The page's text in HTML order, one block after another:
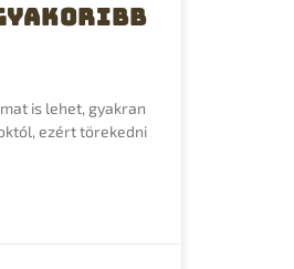
is lehet, gyakran
ezért törekedni